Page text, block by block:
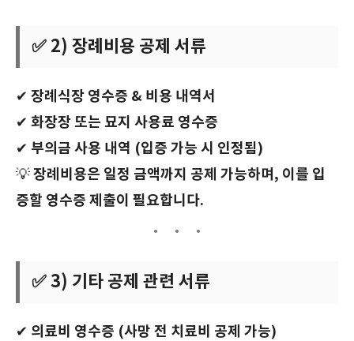
✅ 2) 장례비용 공제 서류
✔ 장례식장 영수증 & 비용 내역서
✔ 화장장 또는 묘지 사용료 영수증
✔ 부의금 사용 내역 (입증 가능 시 인정됨)
💡장례비용은 일정 금액까지 공제 가능하며, 이를 입
증할 영수증 제출이 필요합니다.
✅ 3) 기타 공제 관련 서류
✔ 의료비 영수증 (사망 전 치료비 공제 가능)